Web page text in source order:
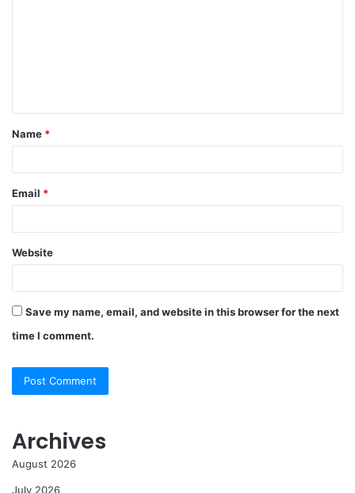
t
*
Name *
Email *
Website
Save my name, email, and website in this browser for the next
time I comment.
Archives
August 2026
July 2026